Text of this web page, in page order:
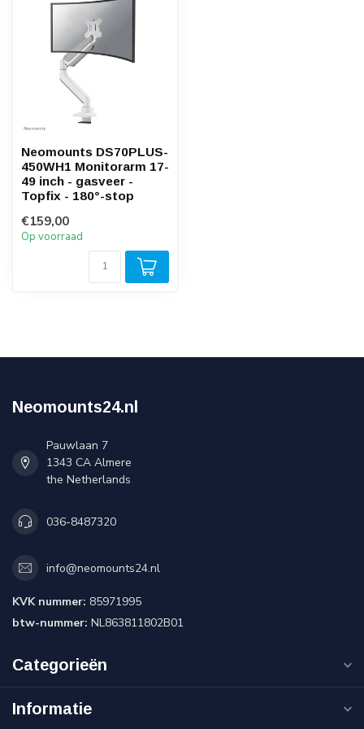
Neomounts DS70PLUS-
450WH1 Monitorarm 17-
49 inch - gasveer -
Topfix - 180°-stop
€159,00
Op voorraad
Neomounts24.nl
Pauwlaan 7
1343 CA Almere
the Netherlands
036-8487320
info@neomounts24.nl
KVK nummer: 85971995
btw-nummer: NL863811802B01
Categorieën
Informatie